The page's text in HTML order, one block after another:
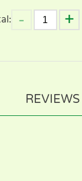
REVIEWS